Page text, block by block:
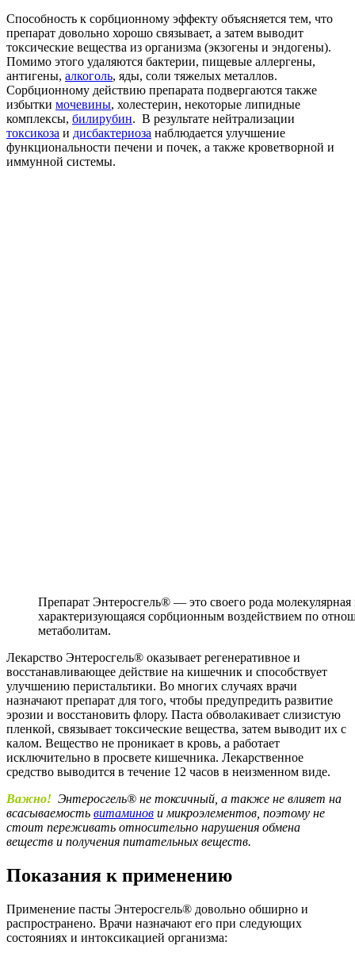
Способность к сорбционному эффекту объясняется тем, что
препарат довольно хорошо связывает, а затем выводит
токсические вещества из организма (экзогены и эндогены).
Помимо этого удаляются бактерии, пищевые аллергены,
антигены, алкоголь, яды, соли тяжелых металлов.
Сорбционному действию препарата подвергаются также
избытки мочевины, холестерин, некоторые липидные
комплексы, билирубин. В результате нейтрализации
токсикоза и дисбактериоза наблюдается улучшение
функциональности печени и почек, а также кроветворной и
иммунной системы.
Препарат Энтеросгель® — это своего рода
характеризующаяся сорбционным воздействием по
метаболитам.
Лекарство Энтеросгель® оказывает регенеративное и
восстанавливающее действие на кишечник и способствует
улучшению перистальтики. Во многих случаях врачи
назначают препарат для того, чтобы предупредить развитие
эрозии и восстановить флору. Паста обволакивает слизистую
пленкой, связывает токсические вещества, затем выводит их с
калом. Вещество не проникает в кровь, а работает
исключительно в просвете кишечника. Лекарственное
средство выводится в течение 12 часов в неизменном виде.
Важно! Энтеросгель® не токсичный, а также не влияет на
всасываемость витаминов и микроэлементов, поэтому не
стоит переживать относительно нарушения обмена
веществ и получения питательных веществ.
Показания к применению
Применение пасты Энтеросгель® довольно обширно и
распространено. Врачи назначают его при следующих
состояниях и интоксикацией организма: